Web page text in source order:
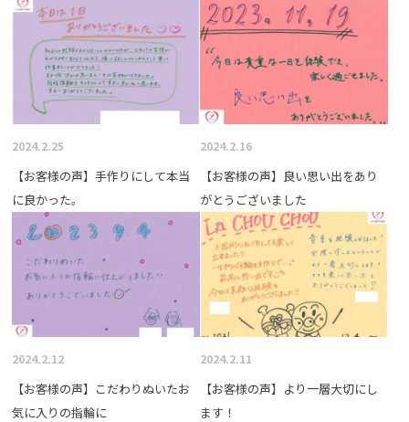
2024.2.25
【お客様の声】手作りにして本当
に良かった。
2024.2.16
【お客様の声】良い思い出をあり
がとうございました
2024.2.12
【お客様の声】こだわりぬいたお
気に入りの指輪に
2024.2.11
【お客様の声】より一層大切にし
ます！